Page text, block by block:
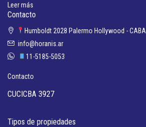
Leer más
Contacto
Humboldt 2028 Palermo Hollywood - CABA
info@horanis.ar
11-5185-5053
Contacto
CUCICBA 3927
Tipos de propiedades